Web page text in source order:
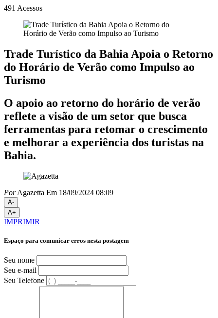
491 Acessos
Trade Turístico da Bahia Apoia o Retorno
do Horário de Verão como Impulso ao
Turismo
O apoio ao retorno do horário de verão
reflete a visão de um setor que busca
ferramentas para retomar o crescimento
e melhorar a experiência dos turistas na
Bahia.
PorAgazetta Em 18/09/2024 08:09
A-
A+
IMPRIMIR
Espaço para comunicar erros nesta postagem
Seu nome
Seu e-mail
Seu Telefone